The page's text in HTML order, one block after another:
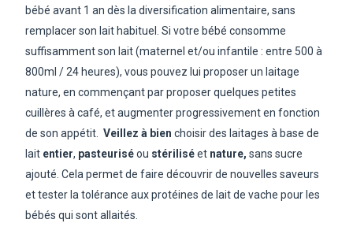
bébé avant 1 an dès la diversification alimentaire, sans
remplacer son lait habituel. Si votre bébé consomme
suffisamment son lait (maternel et/ou infantile : entre 500 à
800ml / 24 heures), vous pouvez lui proposer un laitage
nature, en commençant par proposer quelques petites
cuillères à café, et augmenter progressivement en fonction
de son appétit.Veillez à bienchoisir des laitages à base de
lait entier, pasteuriséou stériliséet nature,sans sucre
ajouté. Cela permet de faire découvrir de nouvelles saveurs
et tester la tolérance aux protéines de lait de vache pour les
bébés qui sont allaités.